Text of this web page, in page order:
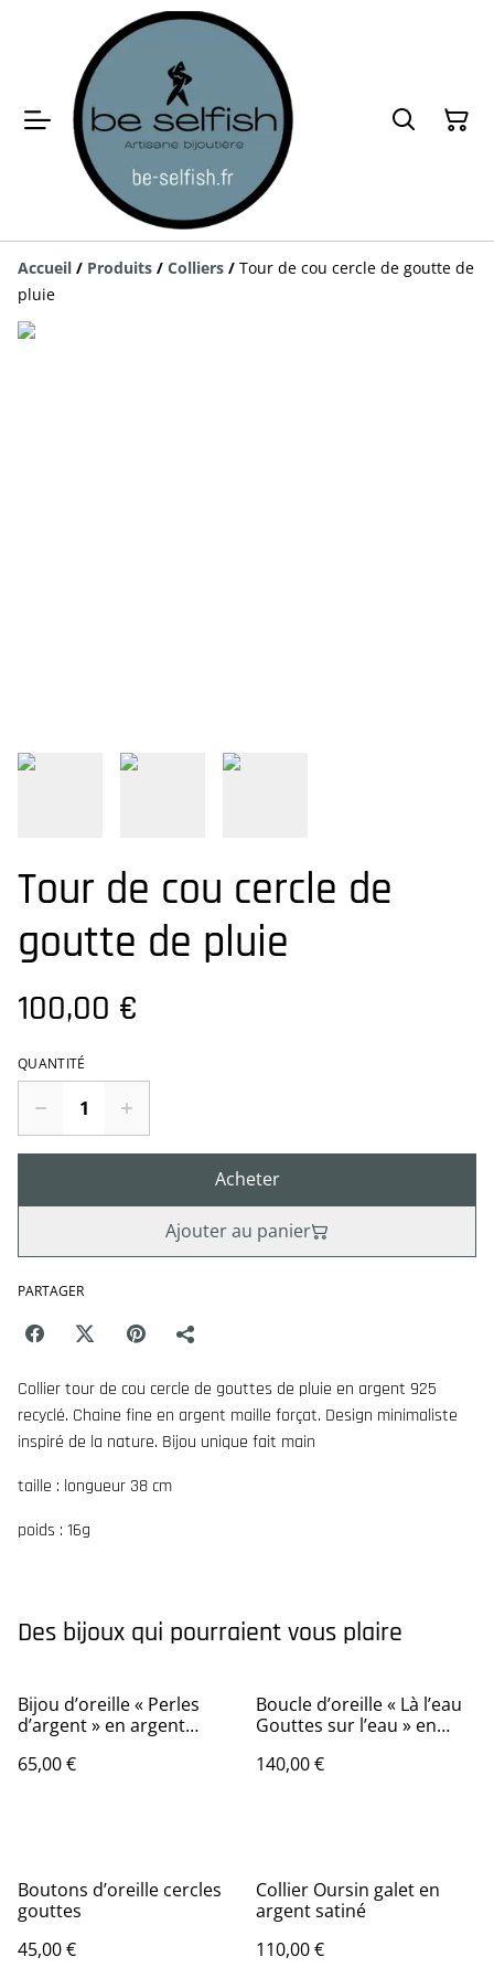
Accueil / Produits / Colliers / Tour de cou cercle de goutte de
pluie
Tour de cou cercle de
goutte de pluie
100,00 €
QUANTITÉ
Acheter
Ajouter au panier
PARTAGER
Collier tour de cou cercle de gouttes de pluie en argent 925
recyclé. Chaine fine en argent maille forçat. Design minimaliste
inspiré de la nature. Bijou unique fait main
taille : longueur 38 cm
poids : 16g
Des bijoux qui pourraient vous plaire
Bijou d’oreille « Perles
d’argent » en argent
65,00 €
Boucle d’oreille « Là l’eau
Gouttes sur l’eau » en
140,00 €
Boutons d’oreille cercles
gouttes
45,00 €
Collier Oursin galet en
argent satiné
110,00 €